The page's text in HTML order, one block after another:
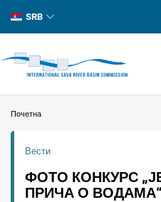
SRB
Почетна
Вести
ФОТО КОНКУРС
ПРИЧА О